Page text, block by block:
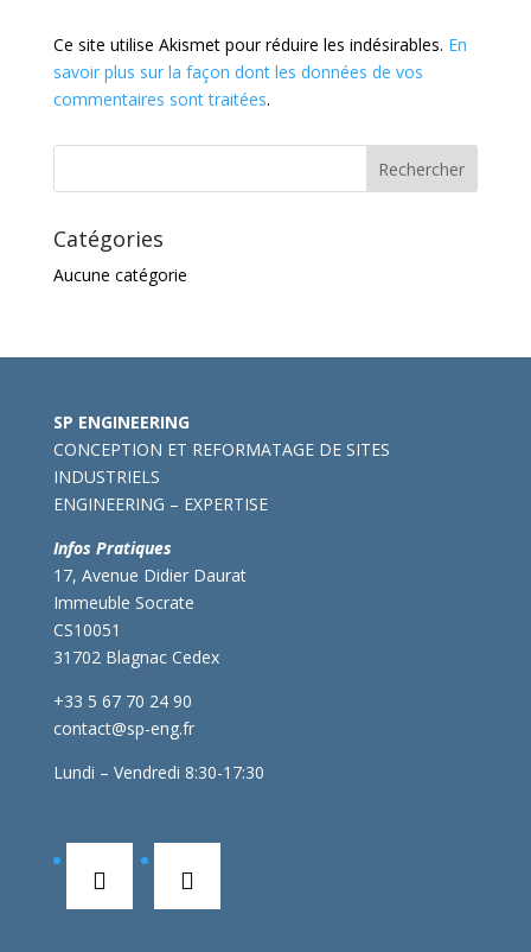
Ce site utilise Akismet pour réduire les indésirables. En
savoir plus sur la façon dont les données de vos
commentaires sont traitées.
Catégories
Aucune catégorie
SP ENGINEERING
CONCEPTION ET REFORMATAGE DE SITES
INDUSTRIELS
ENGINEERING – EXPERTISE
Infos Pratiques
17, Avenue Didier Daurat
Immeuble Socrate
CS10051
31702 Blagnac Cedex
+33 5 67 70 24 90
contact@sp-eng.fr
Lundi – Vendredi 8:30-17:30